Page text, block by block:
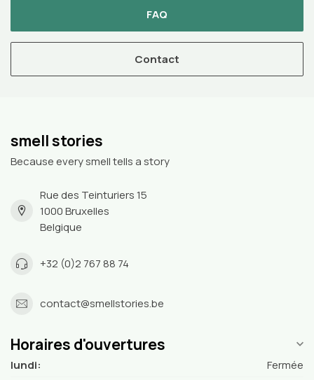
FAQ
Contact
smell stories
Because every smell tells a story
Rue des Teinturiers 15
1000 Bruxelles
Belgique
+32 (0)2 767 88 74
contact@smellstories.be
Horaires d'ouvertures
lundi:
Fermée